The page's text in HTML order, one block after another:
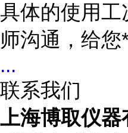
具体的使用
师沟通，给您
...
联系我们
上海博取仪器